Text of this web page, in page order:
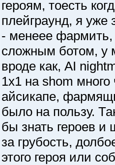
героям, тоесть
плейграунд, я уже
- менеее фармить,
сложным ботом, у
вроде как, AI
1х1 на shom
айсикапе,
было на пользу.
бы знать героев и
за грубость,
этого героя или